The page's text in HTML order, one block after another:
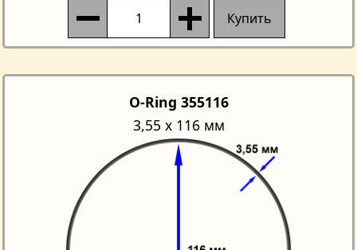
Купить
O-Ring 355116
3,55 х 116 мм